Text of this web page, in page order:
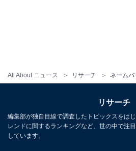
All About ニュース リサーチ
リサーチ
編集部が独自目線で調査したトピックスをは
レンドに関するランキングなど、世の中で注
しています。